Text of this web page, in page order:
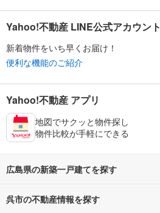
Yahoo!不動産 LINE公式アカウント
新着物件をいち早くお届け！
便利な機能のご紹介
Yahoo!不動産 アプリ
地図でサクッと物件探し
物件比較が手軽にできる
広島県の新築一戸建てを探す
路線・駅から探す
呉市の不動産情報を探す